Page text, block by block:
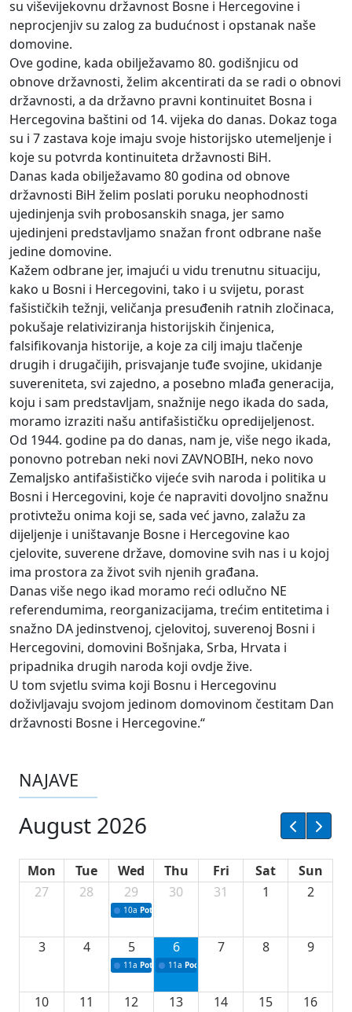
su viševijekovnu državnost Bosne i Hercegovine i
neprocjenjiv su zalog za budućnost i opstanak naše
domovine.
Ove godine, kada obilježavamo 80. godišnjicu od
obnove državnosti, želim akcentirati da se radi o obnovi
državnosti, a da državno pravni kontinuitet Bosna i
Hercegovina baštini od 14. vijeka do danas. Dokaz toga
su i 7 zastava koje imaju svoje historijsko utemeljenje i
koje su potvrda kontinuiteta državnosti BiH.
Danas kada obilježavamo 80 godina od obnove
državnosti BiH želim poslati poruku neophodnosti
ujedinjenja svih probosanskih snaga, jer samo
ujedinjeni predstavljamo snažan front odbrane naše
jedine domovine.
Kažem odbrane jer, imajući u vidu trenutnu situaciju,
kako u Bosni i Hercegovini, tako i u svijetu, porast
fašističkih težnji, veličanja presuđenih ratnih zločinaca,
pokušaje relativiziranja historijskih činjenica,
falsifikovanja historije, a koje za cilj imaju tlačenje
drugih i drugačijih, prisvajanje tuđe svojine, ukidanje
suvereniteta, svi zajedno, a posebno mlađa generacija,
koju i sam predstavljam, snažnije nego ikada do sada,
moramo izraziti našu antifašističku opredijeljenost.
Od 1944. godine pa do danas, nam je, više nego ikada,
ponovno potreban neki novi ZAVNOBIH, neko novo
Zemaljsko antifašističko vijeće svih naroda i politika u
Bosni i Hercegovini, koje će napraviti dovoljno snažnu
protivtežu onima koji se, sada već javno, zalažu za
dijeljenje i uništavanje Bosne i Hercegovine kao
cjelovite, suverene države, domovine svih nas i u kojoj
ima prostora za život svih njenih građana.
Danas više nego ikad moramo reći odlučno NE
referendumima, reorganizacijama, trećim entitetima i
snažno DA jedinstvenoj, cjelovitoj, suverenoj Bosni i
Hercegovini, domovini Bošnjaka, Srba, Hrvata i
pripadnika drugih naroda koji ovdje žive.
U tom svjetlu svima koji Bosnu i Hercegovinu
doživljavaju svojom jedinom domovinom čestitam Dan
državnosti Bosne i Hercegovine.“
NAJAVE
August 2026
Mon Tue Wed Thu Fri Sat
Sun
27
28 29
10a Potpisivanje ugovora sa neprofitnim
30 31 1 2
3 4 5
11a Potpisivanje ugovora o stipendijama za
6
11a Podrška razvoju vodne infrastrukture u
7 8 9
10 11 12 13 14 15 16